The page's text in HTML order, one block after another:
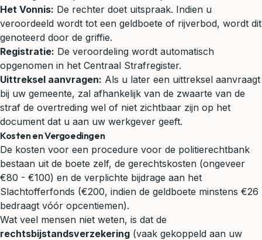
Het Vonnis: De rechter doet uitspraak. Indien u
veroordeeld wordt tot een geldboete of rijverbod, wordt dit
genoteerd door de griffie.
Registratie: De veroordeling wordt automatisch
opgenomen in het Centraal Strafregister.
Uittreksel aanvragen: Als u later een uittreksel aanvraagt
bij uw gemeente, zal afhankelijk van de zwaarte van de
straf de overtreding wel of niet zichtbaar zijn op het
document dat u aan uw werkgever geeft.
Kosten en Vergoedingen
De kosten voor een procedure voor de politierechtbank
bestaan uit de boete zelf, de gerechtskosten (ongeveer
€80 - €100) en de verplichte bijdrage aan het
Slachtofferfonds (€200, indien de geldboete minstens €26
bedraagt vóór opcentiemen).
Wat veel mensen niet weten, is dat de
rechtsbijstandsverzekering (vaak gekoppeld aan uw